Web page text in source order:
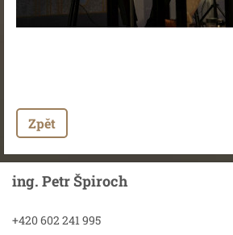
Zpět
ing. Petr Špiroch
+420 602 241 995